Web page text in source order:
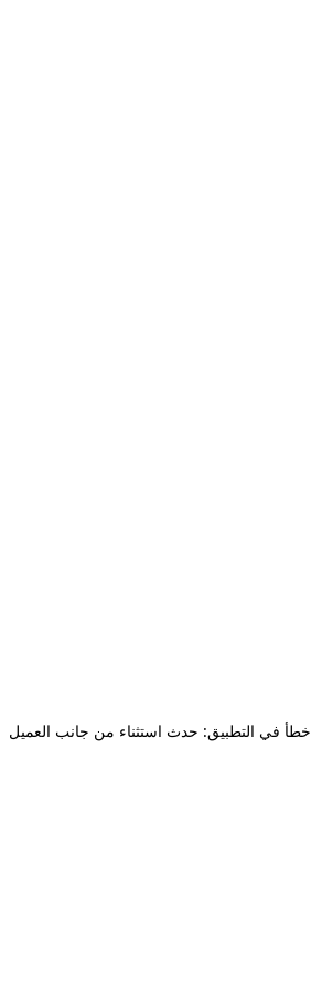
خطأ في التطبيق: حدث استثناء من جانب العميل